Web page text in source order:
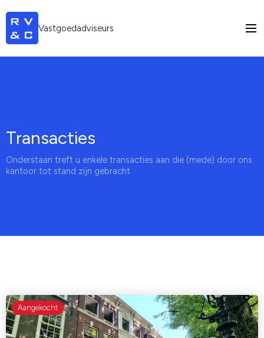
Vastgoedadviseurs
Transacties
Onderstaan treft u enkele transacties aan die (mede) door ons
kantoor tot stand zijn gebracht
Aangekocht